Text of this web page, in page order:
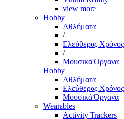
view more
Hobby
Αθλήματα
/
Ελεύθερος Χρόνος
/
Μουσικά Όργανα
Hobby
Αθλήματα
Ελεύθερος Χρόνος
Μουσικά Όργανα
Wearables
Activity Trackers